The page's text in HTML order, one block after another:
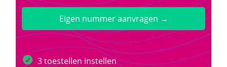
Eigen nummer aanvragen →
3 toestellen instellen